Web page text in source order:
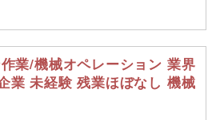
業/機械オペレーション 業界
業 未経験 残業ほぼなし 機械